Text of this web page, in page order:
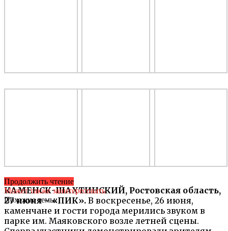
КАМЕНСК-ШАХТИНСКИЙ, Ростовская область,
27 июня – «ПИК». В воскресенье, 26 июня,
каменчане и гости города мерились звуком в
парке им. Маяковского возле летней сцены.
Продолжить чтение
Может также заинтересовать
Похожие темы: